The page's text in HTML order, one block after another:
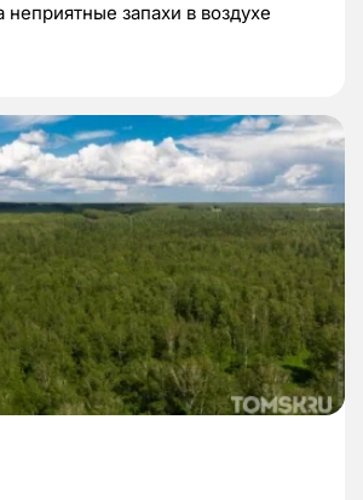
неприятные запахи в воздухе